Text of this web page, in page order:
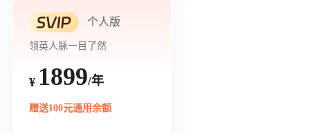
个人版
领英人脉一目了然
¥ 1899/年
赠送100元通用余额